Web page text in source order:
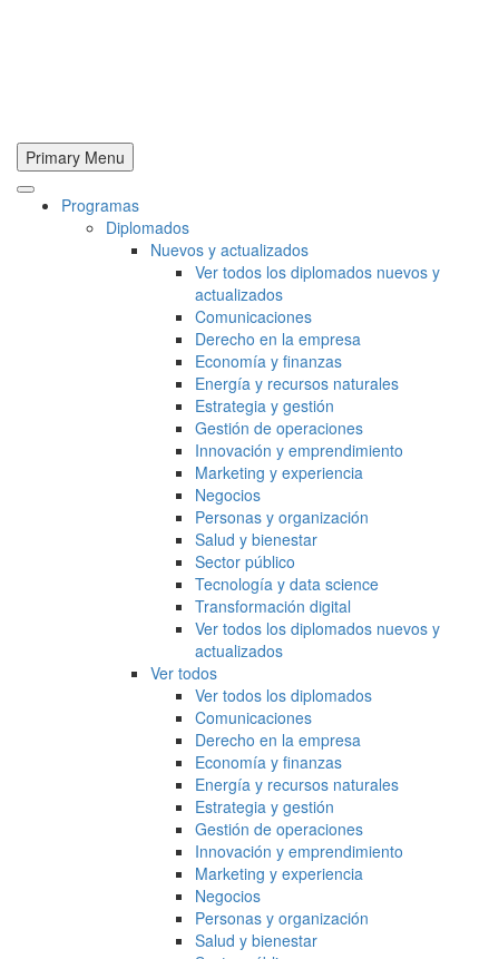
Primary Menu
Programas
Diplomados
Nuevos y actualizados
Ver todos los diplomados nuevos y
actualizados
Comunicaciones
Derecho en la empresa
Economía y finanzas
Energía y recursos naturales
Estrategia y gestión
Gestión de operaciones
Innovación y emprendimiento
Marketing y experiencia
Negocios
Personas y organización
Salud y bienestar
Sector público
Tecnología y data science
Transformación digital
Ver todos los diplomados nuevos y
actualizados
Ver todos
Ver todos los diplomados
Comunicaciones
Derecho en la empresa
Economía y finanzas
Energía y recursos naturales
Estrategia y gestión
Gestión de operaciones
Innovación y emprendimiento
Marketing y experiencia
Negocios
Personas y organización
Salud y bienestar